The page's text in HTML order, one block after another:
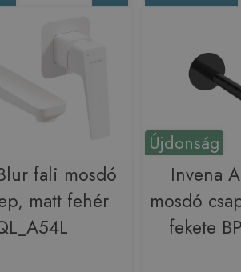
fali mosdó
matt fehér
Újdonság
Invena
mosdó
fekete